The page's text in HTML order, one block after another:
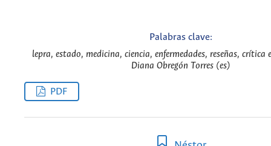
Palabras clave:
lepra, estado, medicina, ciencia, enfermedades, reseñas, crítica
Diana Obregón Torres (es)
PDF